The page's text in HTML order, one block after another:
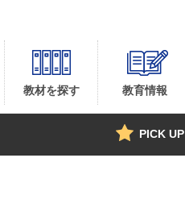
教材を探す 教育情報
PICK UP